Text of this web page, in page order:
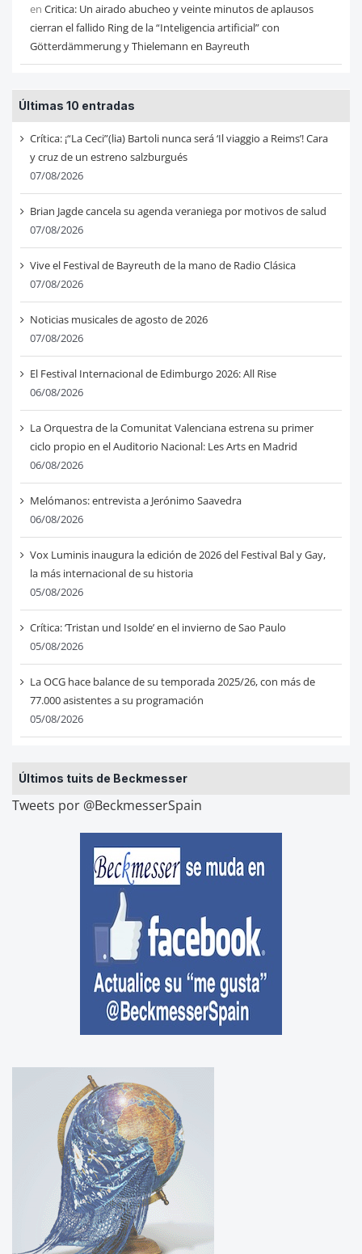
en Critica: Un airado abucheo y veinte minutos de aplausos
cierran el fallido Ring de la “Inteligencia artificial” con
Götterdämmerung y Thielemann en Bayreuth
Últimas 10 entradas
Crítica: ¡“La Ceci”(lia) Bartoli nunca será ‘Il viaggio a Reims’! Cara
y cruz de un estreno salzburgués
07/08/2026
Brian Jagde cancela su agenda veraniega por motivos de salud
07/08/2026
Vive el Festival de Bayreuth de la mano de Radio Clásica
07/08/2026
Noticias musicales de agosto de 2026
07/08/2026
El Festival Internacional de Edimburgo 2026: All Rise
06/08/2026
La Orquestra de la Comunitat Valenciana estrena su primer
ciclo propio en el Auditorio Nacional: Les Arts en Madrid
06/08/2026
Melómanos: entrevista a Jerónimo Saavedra
06/08/2026
Vox Luminis inaugura la edición de 2026 del Festival Bal y Gay,
la más internacional de su historia
05/08/2026
Crítica: ‘Tristan und Isolde’ en el invierno de Sao Paulo
05/08/2026
La OCG hace balance de su temporada 2025/26, con más de
77.000 asistentes a su programación
05/08/2026
Últimos tuits de Beckmesser
Tweets por @BeckmesserSpain